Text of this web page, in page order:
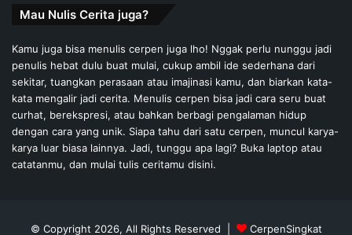
Mau Nulis Cerita juga?
Kamu juga bisa menulis cerpen juga lho! Nggak perlu nunggu jadi
penulis hebat dulu buat mulai, cukup ambil ide sederhana dari
sekitar, tuangkan perasaan atau imajinasi kamu, dan biarkan kata-
kata mengalir jadi cerita. Menulis cerpen bisa jadi cara seru buat
curhat, berekspresi, atau bahkan berbagi pengalaman hidup
dengan cara yang unik. Siapa tahu dari satu cerpen, muncul karya-
karya luar biasa lainnya. Jadi, tunggu apa lagi? Buka laptop atau
catatanmu, dan mulai tulis ceritamu disini.
© Copyright 2026, All Rights Reserved | CerpenSingkat